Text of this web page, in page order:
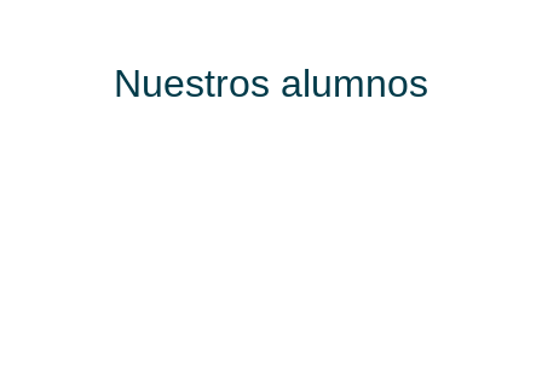
Nuestros alumnos